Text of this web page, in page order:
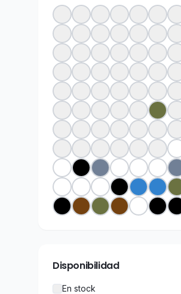
Disponibilidad
En stock